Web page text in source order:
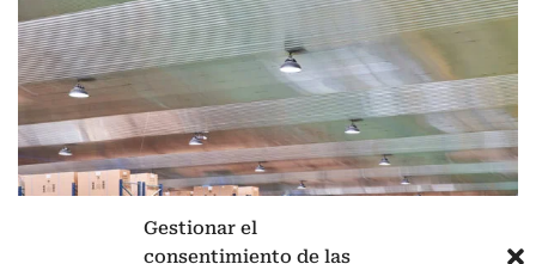
Gestionar el
consentimiento de las